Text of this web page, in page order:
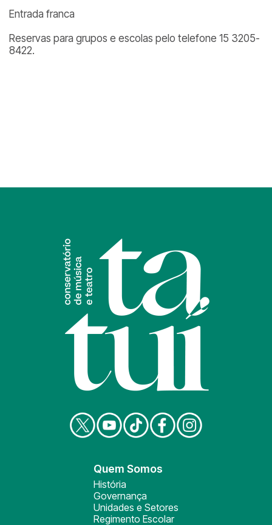
Entrada franca
Reservas para grupos e escolas pelo telefone 15 3205-
8422.
Quem Somos
História
Governança
Unidades e Setores
Regimento Escolar